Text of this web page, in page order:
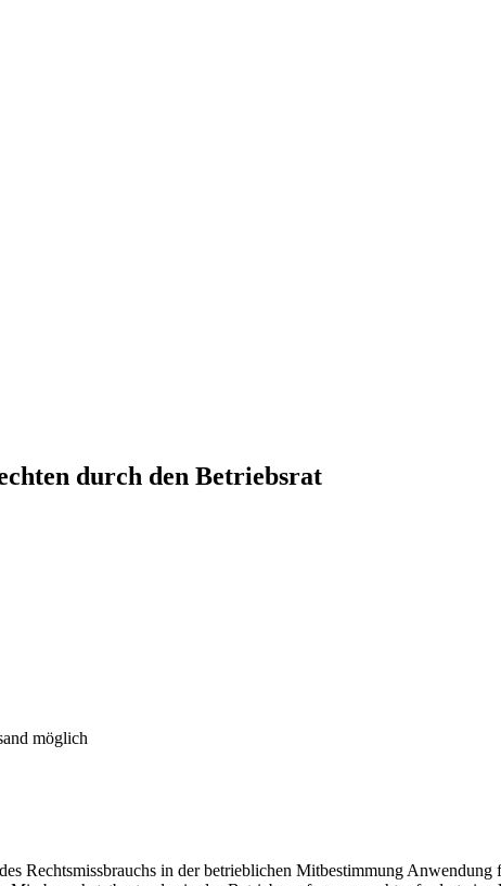
durch den Betriebsrat
möglich
Rechtsmissbrauchs in der betrieblichen Mitbestimmung